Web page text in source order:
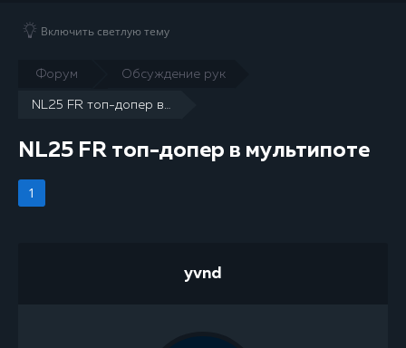
Форум Обсуждение рук
NL25 FR топ-допер в мультипоте
Включить светлую тему
NL25 FR топ-допер в мультипоте
1
yvnd